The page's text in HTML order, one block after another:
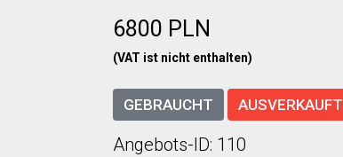
6800 PLN
(VAT ist nicht enthalten)
GEBRAUCHT AUSVERKAUFT
Angebots-ID: 110